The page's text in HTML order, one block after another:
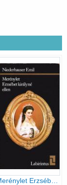
Merénylet Erzsébet királyné ellen